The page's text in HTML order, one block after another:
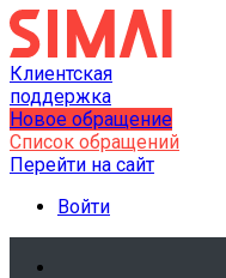
Клиентская
поддержка
Новое обращение
Список обращений
Перейти на сайт
Войти